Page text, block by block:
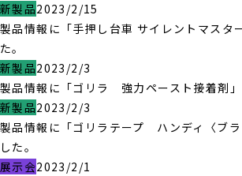
新製品2023/2/15
製品情報に「手押し台車 サイレントマスタ
た。
新製品2023/2/3
製品情報に「ゴリラ 強力ペースト接着剤」
新製品2023/2/3
製品情報に「ゴリラテープ ハンディ〈ブ
した。
展示会2023/2/1